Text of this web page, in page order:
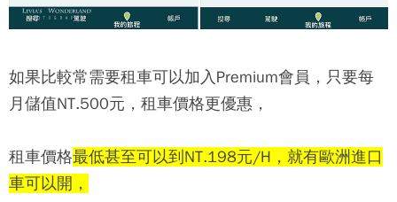
如果比較常需要租車可以加入Premium會員，只要每
月儲值NT.500元，租車價格更優惠，
租車價格最低甚至可以到NT.198元/H，就有歐洲進口
車可以開，